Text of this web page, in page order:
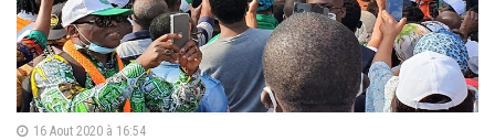
16 Aout 2020 à 16:54